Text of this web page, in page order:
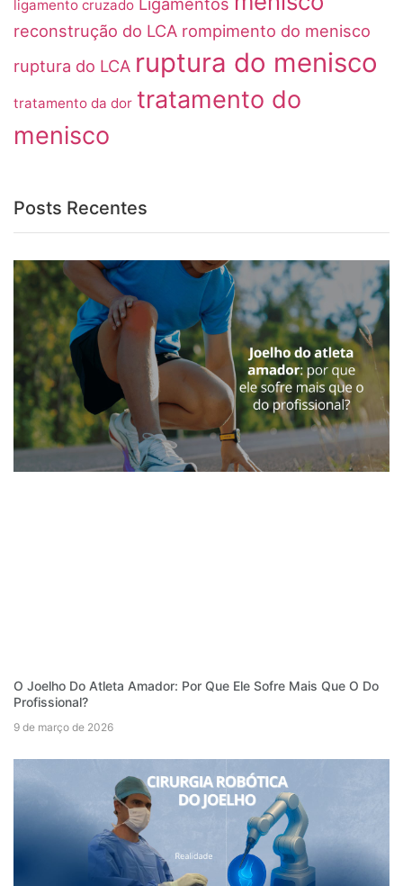
ligamento cruzado
reconstrução do LCA rompimento do menisco
ruptura do LCA ruptura do menisco
tratamento da dor tratamento do
menisco
Posts Recentes
O Joelho Do Atleta Amador: Por Que Ele Sofre Mais Que O Do
Profissional?
9 de março de 2026